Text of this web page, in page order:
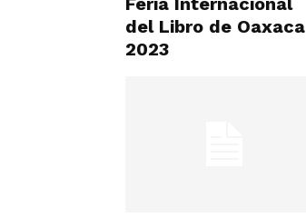
del Libro de Oaxaca
2023